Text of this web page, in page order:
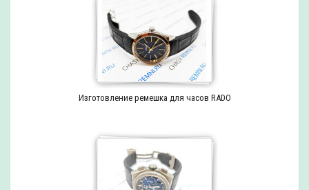
Изготовление ремешка для часов RADO